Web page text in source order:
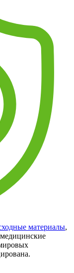
материалы,